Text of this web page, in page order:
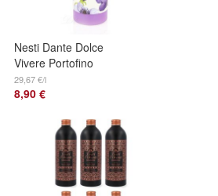
Nesti Dante Dolce
Vivere Portofino
Rosenwasser,
Seerose & Flax
29,67 €/l
8,90 €